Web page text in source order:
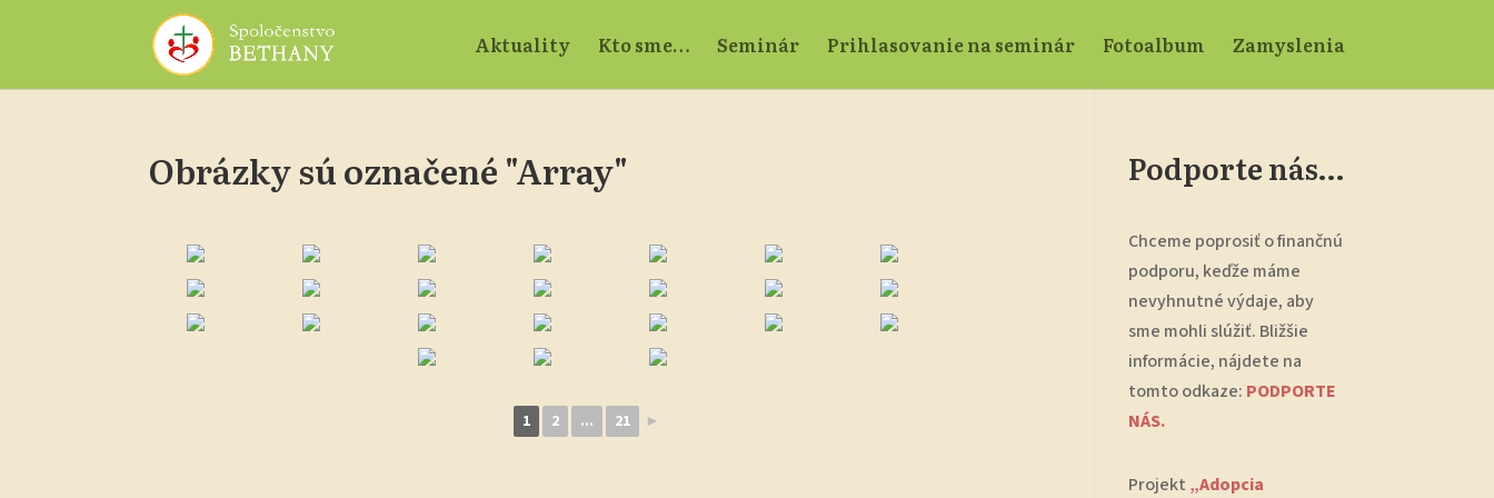
Aktuality Kto sme… Seminár Prihlasovanie na seminár Fotoalbum Zamyslenia
Obrázky sú označené "Array"
1 2 ... 21 ►
Podporte nás…
Chceme poprosiť o finančnú
podporu, keďže máme
nevyhnutné výdaje, aby
sme mohli slúžiť. Bližšie
informácie, nájdete na
tomto odkaze: PODPORTE
NÁS.
Projekt „Adopcia